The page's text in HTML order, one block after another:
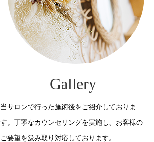
Gallery
当サロンで行った施術後をご紹介しておりま
す。丁寧なカウンセリングを実施し、お客様の
ご要望を汲み取り対応しております。